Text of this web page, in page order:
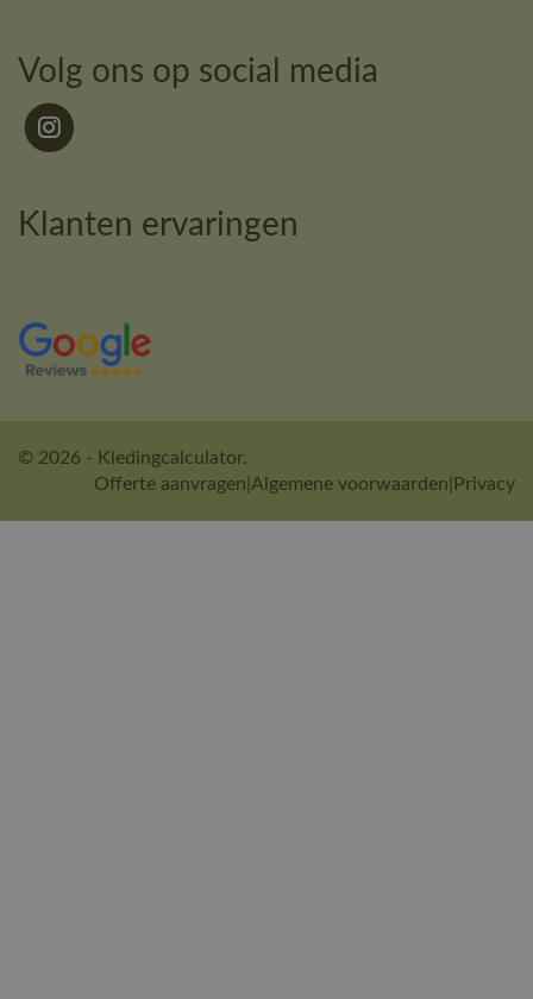
Volg ons op social media
Klanten ervaringen
© 2026 - Kledingcalculator.
Offerte aanvragen Algemene voorwaarden Privacy